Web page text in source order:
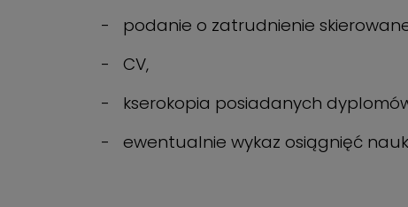
- podanie o zatrudnienie
- CV,
- kserokopia posiadanych
- ewentualnie wykaz osiągnięć